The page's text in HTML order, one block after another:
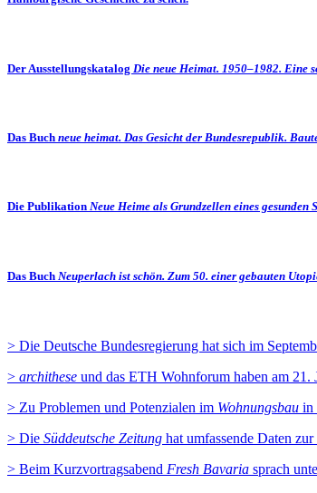
Der Ausstellungskatalog Die neue Heimat. 1950–1982. Eine
Das Buch neue heimat. Das Gesicht der Bundesrepublik.
Die Publikation Neue Heime als Grundzellen eines
Das Buch Neuperlach ist schön. Zum 50. einer gebauten
> Die Deutsche Bundesregierung hat sich im
> archithese und das ETH Wohnforum haben am 21.
> Zu Problemen und Potenzialen im Wohnungsbau in
> Die Süddeutsche Zeitung hat umfassende Daten
> Beim Kurzvortragsabend Fresh Bavaria sprach